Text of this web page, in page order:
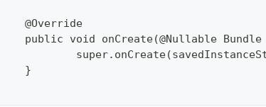
	@Override
public void onCreate(@Nullable
	}